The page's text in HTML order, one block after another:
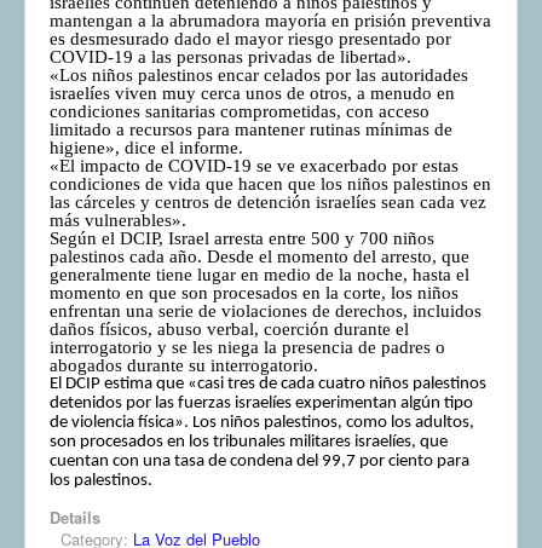
mantengan a la abrumadora mayoría en prisión preventiva
es desmesurado dado el mayor riesgo presentado por
COVID-19 a las personas privadas de libertad».
«Los niños palestinos encar celados por las autoridades
israelíes viven muy cerca unos de otros, a menudo en
condiciones sanitarias comprometidas, con acceso
limitado a recursos para mantener rutinas mínimas de
higiene», dice el informe.
«El impacto de COVID-19 se ve exacerbado por estas
condiciones de vida que hacen que los niños palestinos en
las cárceles y centros de detención israelíes sean cada vez
más vulnerables».
Según el DCIP, Israel arresta entre 500 y 700 niños
palestinos cada año. Desde el momento del arresto, que
generalmente tiene lugar en medio de la noche, hasta el
momento en que son procesados en la corte, los niños
enfrentan una serie de violaciones de derechos, incluidos
daños físicos, abuso verbal, coerción durante el
interrogatorio y se les niega la presencia de padres o
abogados durante su interrogatorio.
El DCIP estima que «casi tres de cada cuatro niños palestinos
detenidos por las fuerzas israelíes experimentan algún tipo
de violencia física». Los niños palestinos, como los adultos,
son procesados en los tribunales militares israelíes, que
cuentan con una tasa de condena del 99,7 por ciento para
los palestinos.
Details
Category: La Voz del Pueblo